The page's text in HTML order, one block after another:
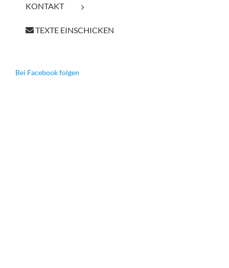
KONTAKT
TEXTE EINSCHICKEN
Bei Facebook folgen